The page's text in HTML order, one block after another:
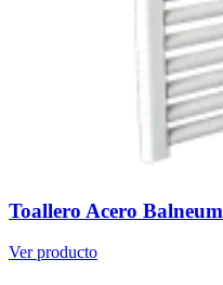
Toallero Acero Balneum
Ver producto